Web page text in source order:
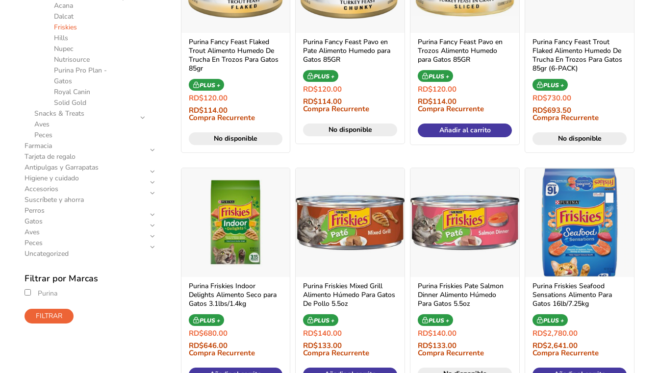
Acana
Dalcat
Friskies
Hills
Nupec
Nutrisource
Purina Pro Plan -
Gatos
Royal Canin
Solid Gold
Snacks & Treats
Aves
Peces
Farmacia
Tarjeta de regalo
Antipulgas y Garrapatas
Higiene y cuidado
Accesorios
Suscríbete y ahorra
Perros
Gatos
Aves
Peces
Uncategorized
Filtrar por Marcas
Purina
FILTRAR
Purina Fancy Feast Flaked
Trout Alimento Humedo De
Trucha En Trozos Para Gatos
85gr
PLUS +
RD$120.00
RD$114.00
Compra Recurrente
No disponible
Purina Fancy Feast Pavo en
Pate Alimento Humedo para
Gatos 85GR
PLUS +
RD$120.00
RD$114.00
Compra Recurrente
No disponible
Purina Fancy Feast Pavo en
Trozos Alimento Humedo
para Gatos 85GR
PLUS +
RD$120.00
RD$114.00
Compra Recurrente
Añadir al carrito
Purina Fancy Feast Trout
Flaked Alimento Humedo De
Trucha En Trozos Para Gatos
85gr (6-PACK)
PLUS +
RD$730.00
RD$693.50
Compra Recurrente
No disponible
Purina Friskies Indoor
Delights Alimento Seco para
Gatos 3.1lbs/1.4kg
PLUS +
RD$680.00
RD$646.00
Compra Recurrente
Purina Friskies Mixed Grill
Alimento Húmedo Para Gatos
De Pollo 5.5oz
PLUS +
RD$140.00
RD$133.00
Compra Recurrente
Purina Friskies Pate Salmon
Dinner Alimento Húmedo
Para Gatos 5.5oz
PLUS +
RD$140.00
RD$133.00
Compra Recurrente
Purina Friskies Seafood
Sensations Alimento Para
Gatos 16lb/7.25kg
PLUS +
RD$2,780.00
RD$2,641.00
Compra Recurrente